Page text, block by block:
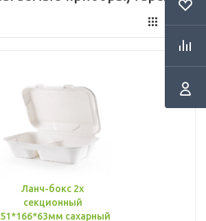
Ланч-бокс 2х
секционный
сахарный